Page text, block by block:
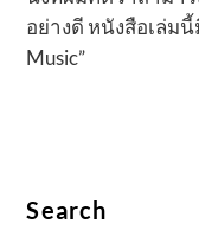
อย่างดี หนังสือเล่มนี้
Music”
Search